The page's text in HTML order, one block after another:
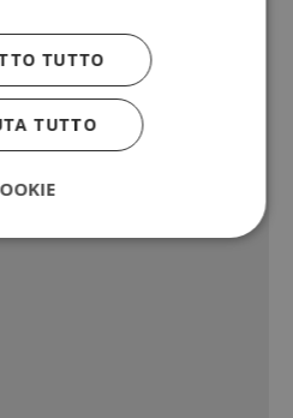
TUTTO
TUTTO